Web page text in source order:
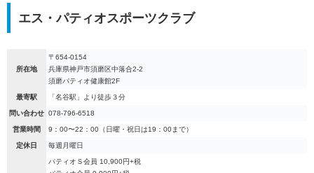
エス・パティオスポーツクラブ
所在地
〒654-0154
兵庫県神戸市須磨区中落合2-2
須磨パティオ健康館2F
最寄駅 「名谷駅」より徒歩３分
問い合わせ 078-796-6518
営業時間 9：00〜22：00（日曜・祝日は19：00まで）
定休日 毎週月曜日
パティオＳ会員 10,900円+税